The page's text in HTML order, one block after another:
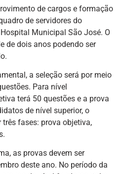
de cargos e formação
de servidores do
Municipal São José. O
de dois anos podendo ser
a seleção será por meio
Para nível
terá 50 questões e a prova
de nível superior, o
fases: prova objetiva,
as provas devem ser
deste ano. No período da